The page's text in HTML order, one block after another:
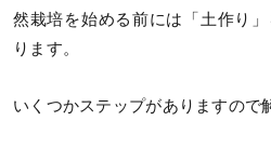
然栽培を始める前には「土作り
ります。
いくつかステップがありますので